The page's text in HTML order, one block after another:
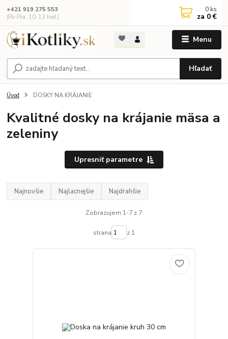
Menu
Hľadať
+421 919 275 553
(Po-Pia, 10-13 hod.)
0 ks
za 0 €
Úvod DOSKY NA KRÁJANIE
Kvalitné dosky na krájanie mäsa a
zeleniny
Upresniť parametre
Najnovšie Najlacnejšie Najdrahšie
Zobrazujem 1-7 z 7
strana z 1